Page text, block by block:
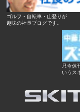
ゴルフ・自転車・山登りが
趣味の社長ブログです。
只今休
いうス